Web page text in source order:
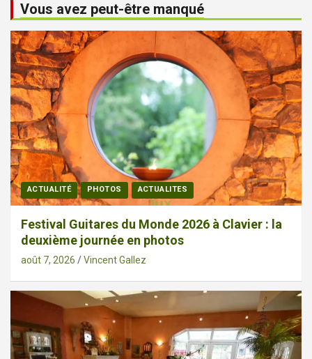
Vous avez peut-être manqué
ACTUALITÉ PHOTOS ACTUALITES
Festival Guitares du Monde 2026 à Clavier : la
deuxième journée en photos
août 7, 2026 Vincent Gallez